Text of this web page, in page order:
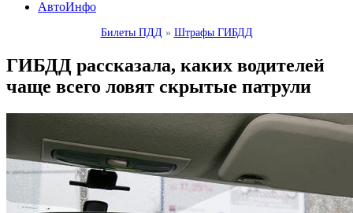
АвтоИнфо
Билеты ПДД » Штрафы ГИБДД
ГИБДД рассказала, каких водителей
чаще всего ловят скрытые патрули